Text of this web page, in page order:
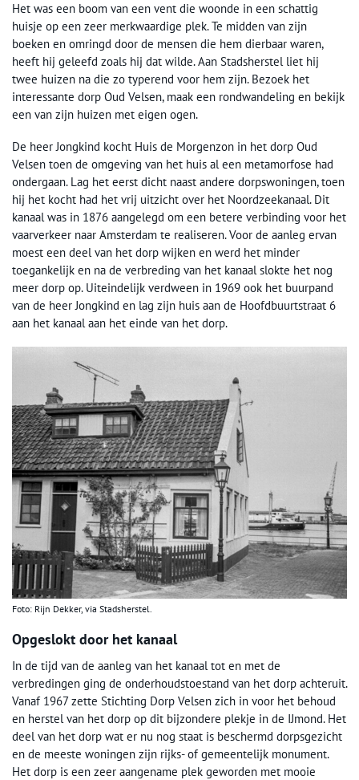
Het was een boom van een vent die woonde in een schattig
huisje op een zeer merkwaardige plek. Te midden van zijn
boeken en omringd door de mensen die hem dierbaar waren,
heeft hij geleefd zoals hij dat wilde. Aan Stadsherstel liet hij
twee huizen na die zo typerend voor hem zijn. Bezoek het
interessante dorp Oud Velsen, maak een rondwandeling en bekijk
een van zijn huizen met eigen ogen.
De heer Jongkind kocht Huis de Morgenzon in het dorp Oud
Velsen toen de omgeving van het huis al een metamorfose had
ondergaan. Lag het eerst dicht naast andere dorpswoningen, toen
hij het kocht had het vrij uitzicht over het Noordzeekanaal. Dit
kanaal was in 1876 aangelegd om een betere verbinding voor het
vaarverkeer naar Amsterdam te realiseren. Voor de aanleg ervan
moest een deel van het dorp wijken en werd het minder
toegankelijk en na de verbreding van het kanaal slokte het nog
meer dorp op. Uiteindelijk verdween in 1969 ook het buurpand
van de heer Jongkind en lag zijn huis aan de Hoofdbuurtstraat 6
aan het kanaal aan het einde van het dorp.
Foto: Rijn Dekker, via Stadsherstel.
Opgeslokt door het kanaal
In de tijd van de aanleg van het kanaal tot en met de
verbredingen ging de onderhoudstoestand van het dorp achteruit.
Vanaf 1967 zette Stichting Dorp Velsen zich in voor het behoud
en herstel van het dorp op dit bijzondere plekje in de IJmond. Het
deel van het dorp wat er nu nog staat is beschermd dorpsgezicht
en de meeste woningen zijn rijks- of gemeentelijk monument.
Het dorp is een zeer aangename plek geworden met mooie